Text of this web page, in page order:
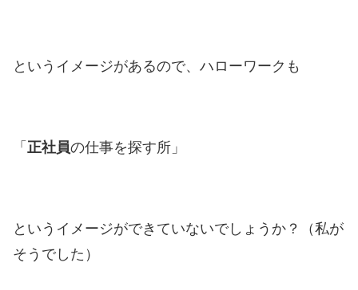
というイメージがあるので、ハローワークも
「 正社員の仕事を探す所」
というイメージができていないでしょうか？（私が
そうでした）